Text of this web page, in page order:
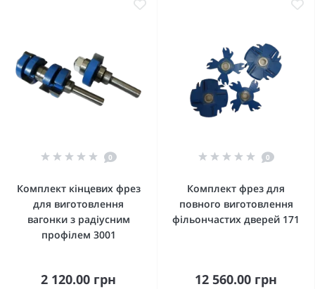
0
Комплект кінцевих фрез
для виготовлення
вагонки з радіусним
профілем 3001
2 120.00 грн
0
Комплект фрез для
повного виготовлення
фільончастих дверей 171
12 560.00 грн